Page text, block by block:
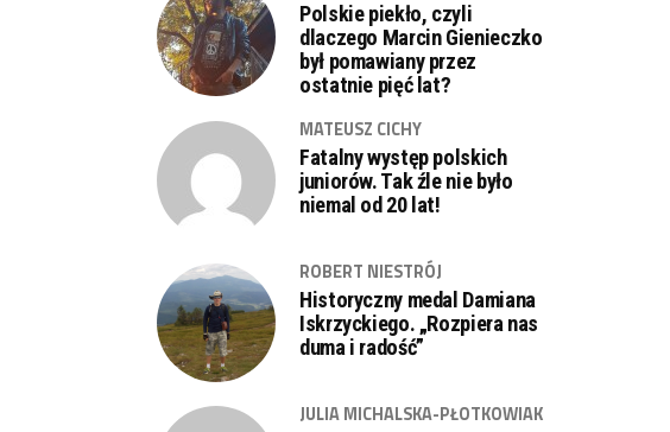
Polskie piekło, czyli
dlaczego Marcin Gienieczko
był pomawiany przez
ostatnie pięć lat?
MATEUSZ CICHY
Fatalny występ polskich
juniorów. Tak źle nie było
niemal od 20 lat!
ROBERT NIESTRÓJ
Historyczny medal Damiana
Iskrzyckiego. „Rozpiera nas
duma i radość”
JULIA MICHALSKA-PŁOTKOWIAK